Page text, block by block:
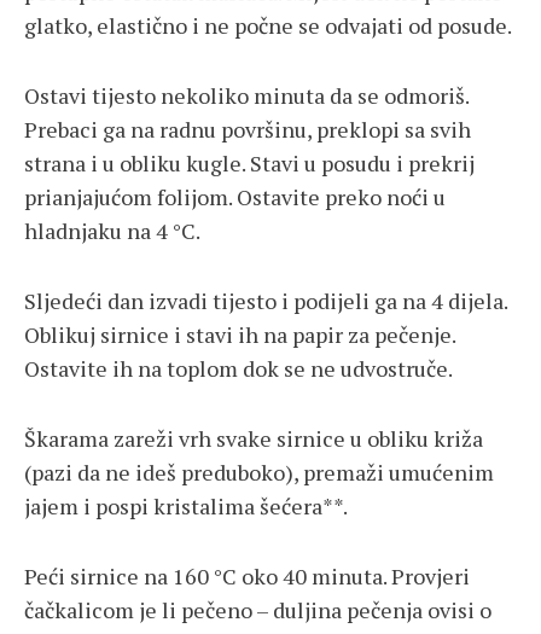
glatko, elastično i ne počne se odvajati od posude.
Ostavi tijesto nekoliko minuta da se odmoriš.
Prebaci ga na radnu površinu, preklopi sa svih
strana i u obliku kugle. Stavi u posudu i prekrij
prianjajućom folijom. Ostavite preko noći u
hladnjaku na 4 °C.
Sljedeći dan izvadi tijesto i podijeli ga na 4 dijela.
Oblikuj sirnice i stavi ih na papir za pečenje.
Ostavite ih na toplom dok se ne udvostruče.
Škarama zareži vrh svake sirnice u obliku križa
(pazi da ne ideš preduboko), premaži umućenim
jajem i pospi kristalima šećera**.
Peći sirnice na 160 °C oko 40 minuta. Provjeri
čačkalicom je li pečeno – duljina pečenja ovisi o